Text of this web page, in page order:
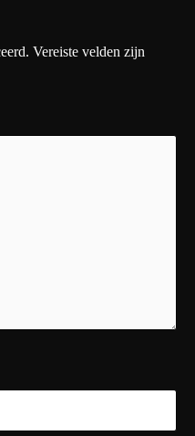
Vereiste velden zijn